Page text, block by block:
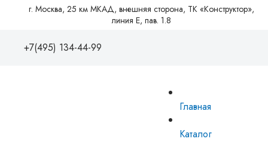
г. Москва, 25 км МКАД, внешняя сторона, ТК «Конструктор»,
линия Е, пав. 1.8
+7(495) 134-44-99
Главная
Каталог